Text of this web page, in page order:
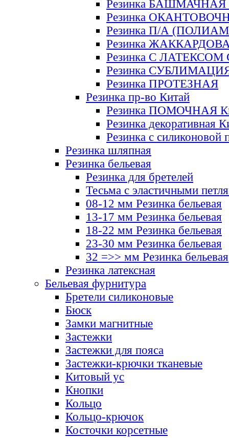
Резинка БАШМАЧНАЯ
Резинка
Резинка П/А
Резинка
Резинка С ЛАТЕКСОМ
Резинка
Резинка ПРОТЕЗНАЯ
Резинка пр-во Китай
Резинка ПОМОЧНАЯ
Резинка декоративная
Резинка с силиконовой
Резинка шляпная
Резинка бельевая
Резинка для бретелей
Тесьма с эластичными
08-12 мм Резинка бельевая
13-17 мм Резинка бельевая
18-22 мм Резинка бельевая
23-30 мм Резинка бельевая
32 =>> мм Резинка бельевая
Резинка латексная
Бельевая фурнитура
Бретели силиконовые
Бюск
Замки магнитные
Застежки
Застежки для пояса
Застежки-крючки тканевые
Китовый ус
Кнопки
Кольцо
Кольцо-крючок
Косточки корсетные